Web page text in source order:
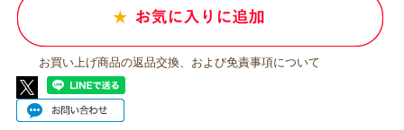
お買い上げ商品の返品交換、および免責事項について